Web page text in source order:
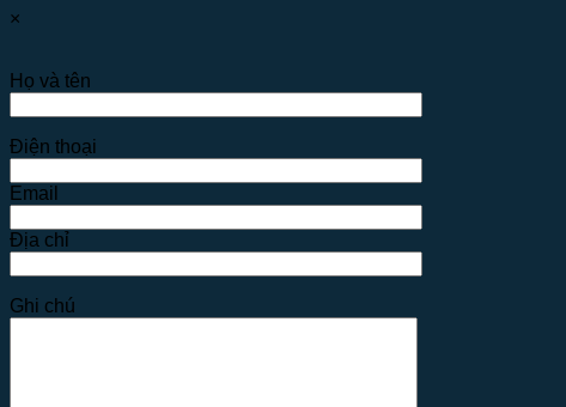
×
Họ và tên
Điện thoại
Email
Địa chỉ
Ghi chú